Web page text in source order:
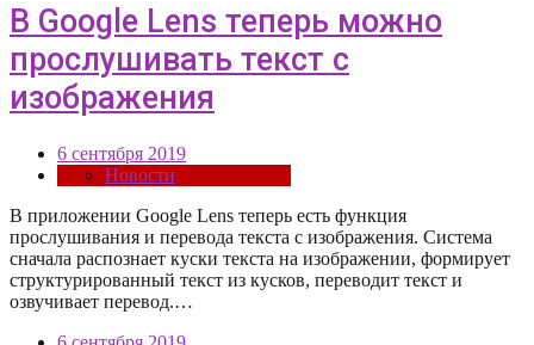
В Google Lens теперь можно
прослушивать текст с
изображения
6 сентября 2019
Новости
В приложении Google Lens теперь есть функция
прослушивания и перевода текста с изображения. Система
сначала распознает куски текста на изображении, формирует
структурированный текст из кусков, переводит текст и
озвучивает перевод.…